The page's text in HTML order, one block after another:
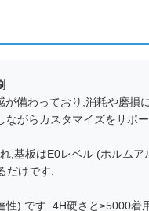
備わっており,消耗や磨
がらカスタマイズをサポー
,基板はE0レベル (ホルム
だけです.
) です. 4H硬さと≥5000